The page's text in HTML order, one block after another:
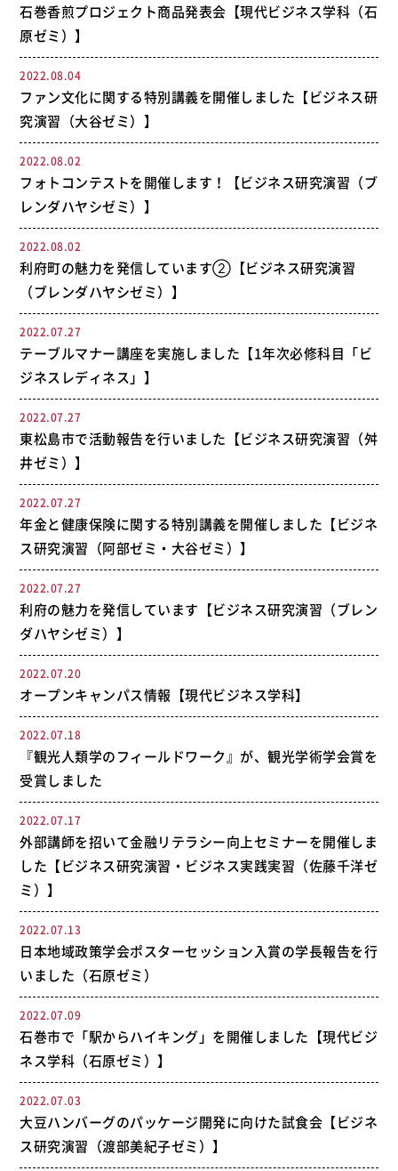
石巻香煎プロジェクト商品発表会【現代ビジネス学科（石
原ゼミ）】
2022.08.04
ファン文化に関する特別講義を開催しました【ビジネス研
究演習（大谷ゼミ）】
2022.08.02
フォトコンテストを開催します！【ビジネス研究演習（ブ
レンダハヤシゼミ）】
2022.08.02
利府町の魅力を発信しています②【ビジネス研究演習
（ブレンダハヤシゼミ）】
2022.07.27
テーブルマナー講座を実施しました【1年次必修科目「ビ
ジネスレディネス」】
2022.07.27
東松島市で活動報告を行いました【ビジネス研究演習（舛
井ゼミ）】
2022.07.27
年金と健康保険に関する特別講義を開催しました【ビジネ
ス研究演習（阿部ゼミ・大谷ゼミ）】
2022.07.27
利府の魅力を発信しています【ビジネス研究演習（ブレン
ダハヤシゼミ）】
2022.07.20
オープンキャンパス情報【現代ビジネス学科】
2022.07.18
『観光人類学のフィールドワーク』が、観光学術学会賞を
受賞しました
2022.07.17
外部講師を招いて金融リテラシー向上セミナーを開催しま
した【ビジネス研究演習・ビジネス実践実習（佐藤千洋ゼ
ミ）】
2022.07.13
日本地域政策学会ポスターセッション入賞の学長報告を行
いました（石原ゼミ）
2022.07.09
石巻市で「駅からハイキング」を開催しました【現代ビジ
ネス学科（石原ゼミ）】
2022.07.03
大豆ハンバーグのパッケージ開発に向けた試食会【ビジネ
ス研究演習（渡部美紀子ゼミ）】